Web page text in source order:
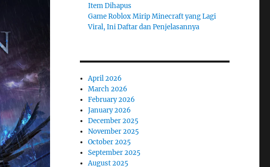
Item Dihapus
Game Roblox Mirip Minecraft yang Lagi
Viral, Ini Daftar dan Penjelasannya
April 2026
March 2026
February 2026
January 2026
December 2025
November 2025
October 2025
September 2025
August 2025